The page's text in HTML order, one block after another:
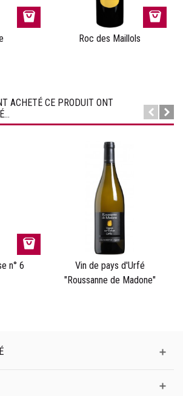
Roc des Maillols
ACHETÉ CE PRODUIT ONT
n° 6
Vin de pays d'Urfé
"Roussanne de Madone"